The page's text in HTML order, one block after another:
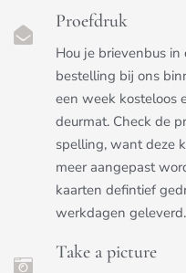
Proefdruk
Hou je brievenbus
bestelling bij ons
een week kosteloos
deurmat. Check de
spelling, want deze
meer aangepast
kaarten defintief
werkdagen geleverd.
Take a picture